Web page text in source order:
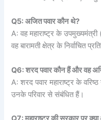
Q5: अजित पवार कौन थे?
A: वह महाराष्ट्र के
वह बारामती क्षेत्र के निर्वाचित
Q6: शरद पवार कौन हैं और वह
A: शरद पवार महाराष्ट्र के
उनके परिवार से संबंधित हैं।